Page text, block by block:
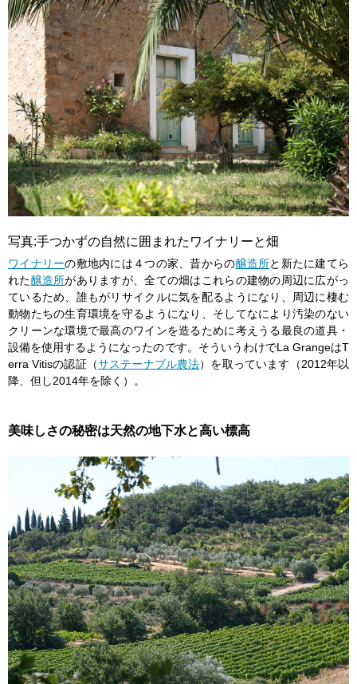
写真:手つかずの自然に囲まれたワイナリーと畑
ワイナリーの敷地内には４つの家、昔からの醸造所と新たに建てら
れた醸造所がありますが、全ての畑はこれらの建物の周辺に広がっ
ているため、誰もがリサイクルに気を配るようになり、周辺に棲む
動物たちの生育環境を守るようになり、そしてなにより汚染のない
クリーンな環境で最高のワインを造るために考えうる最良の道具・
設備を使用するようになったのです。そういうわけでLa GrangeはT
erra Vitisの認証（サステーナブル農法）を取っています（2012年以
降、但し2014年を除く）。
美味しさの秘密は天然の地下水と高い標高